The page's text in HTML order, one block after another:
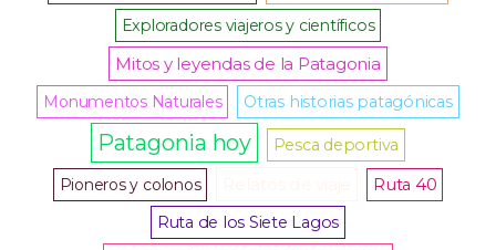
Exploradores viajeros y científicos
Mitos y leyendas de la Patagonia
Monumentos Naturales Otras historias patagónicas
Patagonia hoy
Pesca deportiva
Pioneros y colonos
Ruta 40
Ruta de los Siete Lagos